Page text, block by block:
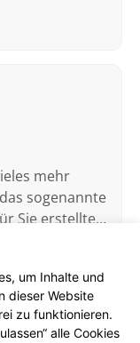
mehr
sogenannte
Sie erstellten
um Inhalte und
dieser Website
zu funktionieren.
alle Cookies